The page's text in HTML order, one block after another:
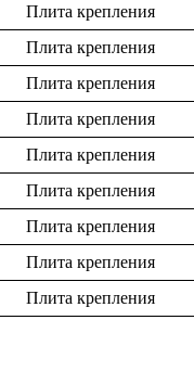
Плита крепления
Плита крепления
Плита крепления
Плита крепления
Плита крепления
Плита крепления
Плита крепления
Плита крепления
Плита крепления